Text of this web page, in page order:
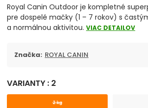
Antiparazitiká pre mačky
Kozmetika, úprava
Royal Canin Outdoor je kompletné
pre dospelé mačky (1 – 7 rokov) s
a normálnou aktivitou. VIAC DETAILOV
Značka: ROYAL CANIN
VARIANTY : 2
2 kg